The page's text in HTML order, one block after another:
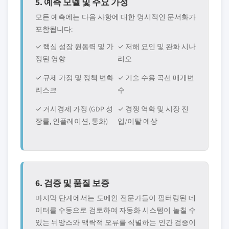
모든 예측에는 다음 사항에 대한 명시적인 문서화가
포함됩니다:
✓ 핵심 성장 원동력 및 가
정된 영향
✓ 저해 요인 및 완화 시나
리오
✓ 규제 가정 및 정책 변화
리스크
✓ 기술 수용 곡선 매개변
수
✓ 거시경제 가정 (GDP 성
장률, 인플레이션, 통화)
✓ 경쟁 역학 및 시장 진
입/이탈 예상
6. 검증 및 품질 보증
마지막 단계에서는 도메인 전문가들이 필터링된 데
이터를 수동으로 검토하여 자동화 시스템이 놀칠 수
있는 뉘앙스와 맥락적 오류를 식별하는 인간 검증이